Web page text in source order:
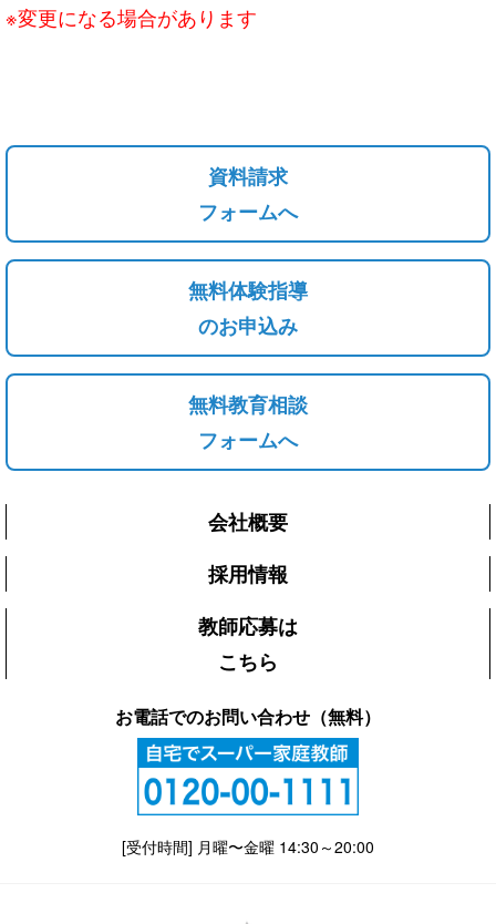
※変更になる場合があります
資料請求
フォームへ
無料体験指導
のお申込み
無料教育相談
フォームへ
会社概要
採用情報
教師応募は
こちら
お電話でのお問い合わせ（無料）
[受付時間] 月曜〜金曜 14:30～20:00